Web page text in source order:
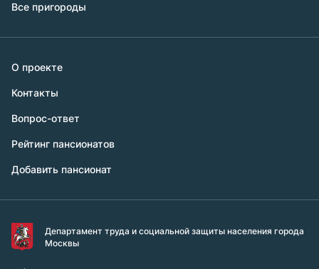
Все пригороды
О проекте
Контакты
Вопрос-ответ
Рейтинг пансионатов
Добавить пансионат
Департамент труда и социальной защиты населения города
Москвы